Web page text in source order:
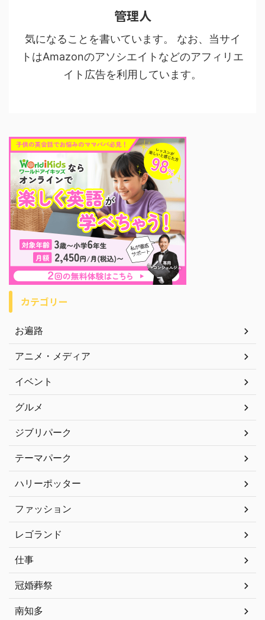
管理人
気になることを書いています。 なお、当サイ
トはAmazonのアソシエイトなどのアフィリエ
イト広告を利用しています。
カテゴリー
お遍路
アニメ・メディア
イベント
グルメ
ジブリパーク
テーマパーク
ハリーポッター
ファッション
レゴランド
仕事
冠婚葬祭
南知多